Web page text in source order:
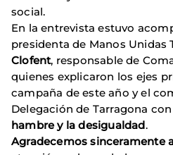
social.
En la entrevista estuvo
presidenta de Manos Unidas
Clofent, responsable de
quienes explicaron los ejes
campaña de este año y el
Delegación de Tarragona
hambre y la desigualdad.
Agradecemos sinceramente